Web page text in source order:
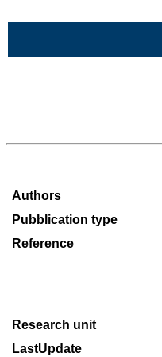
Authors
Pubblication type
Reference
Research unit
LastUpdate